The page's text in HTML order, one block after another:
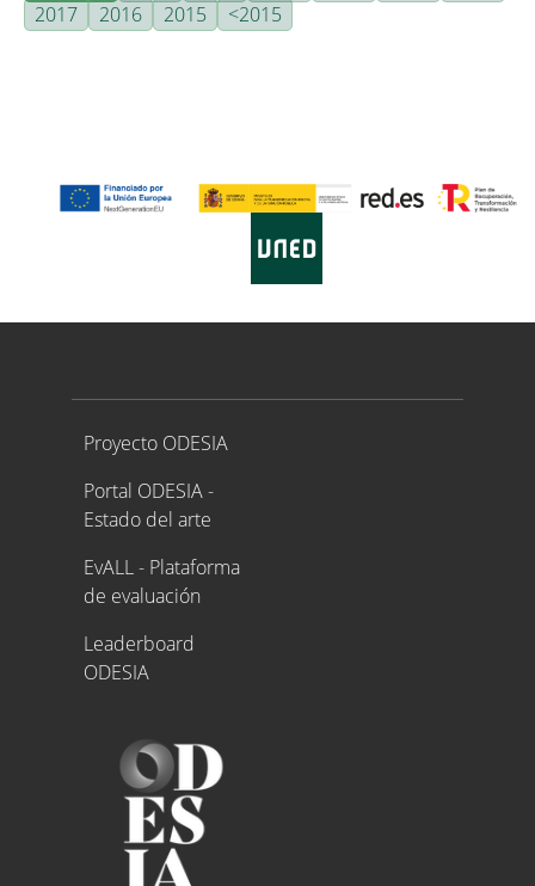
2017
2016 2015 <2015
Proyecto ODESIA
Proyecto ODESIA
Portal ODESIA -
Estado del arte
EvALL - Plataforma
de evaluación
Leaderboard
ODESIA